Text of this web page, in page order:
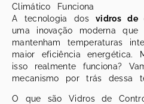
Climático Funciona
A tecnologia dosvidros de
uma inovação moderna
mantenham temperaturas
maior eficiência energética.
isso realmente funciona?
mecanismo por trás dessa
O que são Vidros de